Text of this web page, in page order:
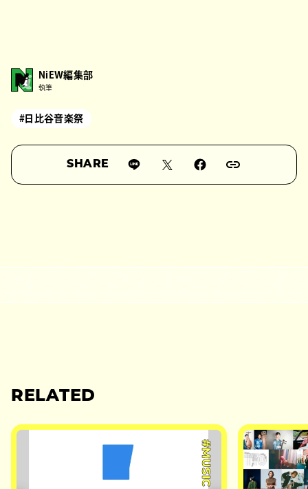
NiEW編集部
執筆
#日比谷音楽祭
SHARE
RELATED
#MUSIC